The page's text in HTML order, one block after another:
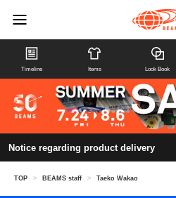
Timeline Items Look Book
Notice regarding product delivery
TOP > BEAMS staff > Taeko Wakao